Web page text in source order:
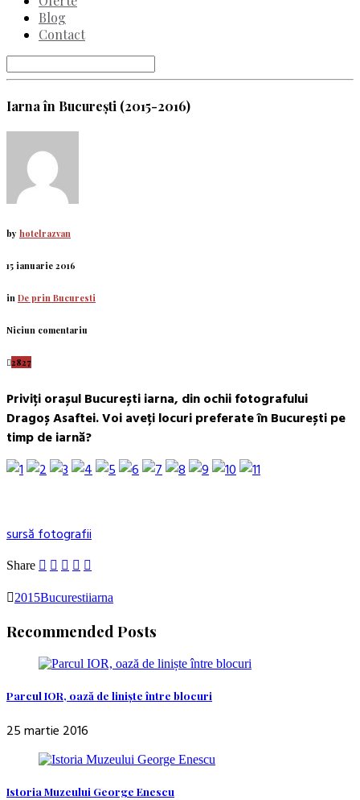
Blog
Contact
Iarna în București (2015-2016)
by hotelrazvan
15 ianuarie 2016
in De prin Bucuresti
Niciun comentariu
2827
Priviți orașul București iarna, din ochii fotografului
Dragoș Asaftei. Voi aveți locuri preferate în București pe
timp de iarnă?
sursă fotografii
Share
2015Bucurestiiarna
Recommended Posts
Parcul IOR, oază de liniște între blocuri
25 martie 2016
Istoria Muzeului George Enescu